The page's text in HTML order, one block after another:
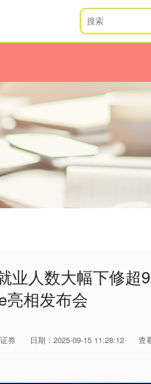
业人数大幅下修超
亮相发布会
券 日期：2025-09-15 11:28:12 查